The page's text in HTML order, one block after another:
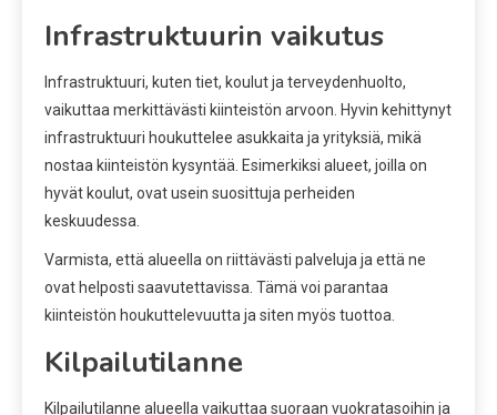
Infrastruktuurin vaikutus
Infrastruktuuri, kuten tiet, koulut ja terveydenhuolto,
vaikuttaa merkittävästi kiinteistön arvoon. Hyvin kehittynyt
infrastruktuuri houkuttelee asukkaita ja yrityksiä, mikä
nostaa kiinteistön kysyntää. Esimerkiksi alueet, joilla on
hyvät koulut, ovat usein suosittuja perheiden
keskuudessa.
Varmista, että alueella on riittävästi palveluja ja että ne
ovat helposti saavutettavissa. Tämä voi parantaa
kiinteistön houkuttelevuutta ja siten myös tuottoa.
Kilpailutilanne
Kilpailutilanne alueella vaikuttaa suoraan vuokratasoihin ja